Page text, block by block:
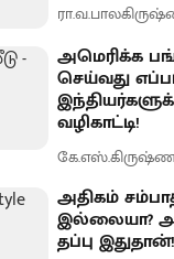
அமெரிக்க
செய்வது
வழிகாட்டி!
அதிகம்
இல்லையா?
தப்பு இதுதான்!